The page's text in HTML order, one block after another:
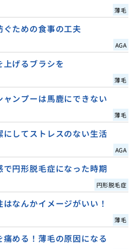
薄毛
ための食事の工夫
AGA
上げるブラシを
薄毛
ンプーは馬鹿にできない
薄毛
にしてストレスのない生活
AGA
で円形脱毛症になった時期
円形脱毛症
なんかイメージがいい！
薄毛
める！薄毛の原因になる